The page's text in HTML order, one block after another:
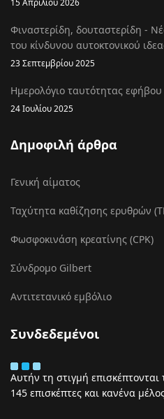
Φιναστερίδη, δουταστερίδη -
του κίνδυνου αυτοκτονικού
23 Σεπτεμβρίου 2025
Ημερολόγιο ταυτότητας
24 Ιουλίου 2025
Δημοφιλή άρθρα
Γενική αίματος
Ταχύτητα καθίζησης ερυθρών
Φωσφοκινάση κρεατίνης (CPK)
Σύνδρομο Gilbert
Αντιτετανικό εμβόλιο
Συνδεδεμένοι
Αυτήν τη στιγμή επισκέπτονται
145 επισκέπτες και κανένα